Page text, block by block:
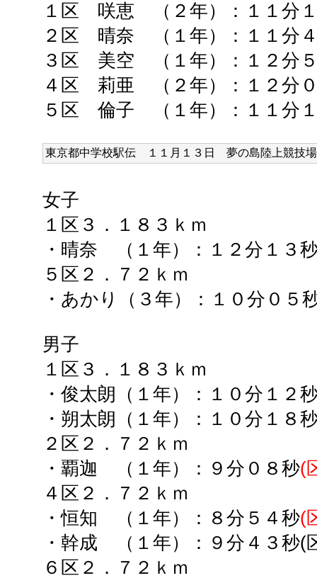
１区 咲恵 （２年）：１１分
２区 晴奈 （１年）：１１分
３区 美空 （１年）：１２分
４区 莉亜 （２年）：１２分
５区 倫子 （１年）：１１分
東京都中学校駅伝 １１ 月１３日 夢の島陸上競技場
女子
１区３．１８３ｋｍ
・晴奈 （１年）：１２分１３
５区２．７２ｋｍ
・あかり（３年）：１０分０５
男子
１区３．１８３ｋｍ
・俊太朗（１年）：１０分１２
・朔太朗（１年）：１０分１８
２区２．７２ｋｍ
・覇迦 （１年）：９分０８秒(
４区２．７２ｋｍ
・恒知 （１年）：８分５４秒(
・幹成 （１年）：９分４３秒(
６区２．７２ｋｍ